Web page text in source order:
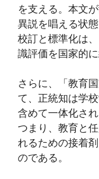
を支える。本文
異説を唱える状
校訂と標準化は
識評価を国家的
さらに、「教育
て、正統知は学
含めて一体化され
つまり、教育と
れるための接着
のである。